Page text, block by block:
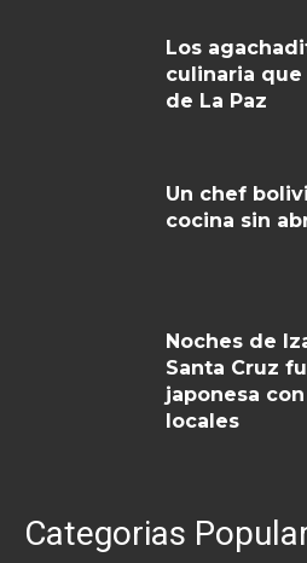
Los
culinaria
de La Paz
Un chef
cocina sin
Noches de
Santa Cruz
japonesa
locales
Categorias